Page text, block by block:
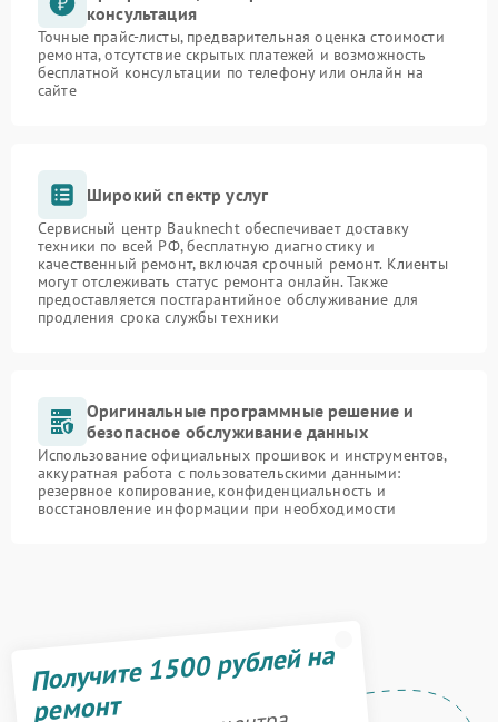
консультация
Точные прайс-листы, предварительная оценка стоимости
ремонта, отсутствие скрытых платежей и возможность
бесплатной консультации по телефону или онлайн на
сайте
Широкий спектр услуг
Сервисный центр Bauknecht обеспечивает доставку
техники по всей РФ, бесплатную диагностику и
качественный ремонт, включая срочный ремонт. Клиенты
могут отслеживать статус ремонта онлайн. Также
предоставляется постгарантийное обслуживание для
продления срока службы техники
Оригинальные программные решение и
безопасное обслуживание данных
Использование официальных прошивок и инструментов,
аккуратная работа с пользовательскими данными:
резервное копирование, конфиденциальность и
восстановление информации при необходимости
Получите 1500 рублей на
ремонт